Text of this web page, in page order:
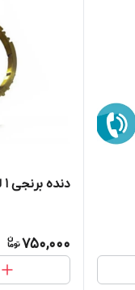
دنده برنجی 1 لیفان 520
750,000